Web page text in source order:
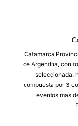
Catamarca
de Argentina, con
seleccionada.
compuesta por 3
eventos mas